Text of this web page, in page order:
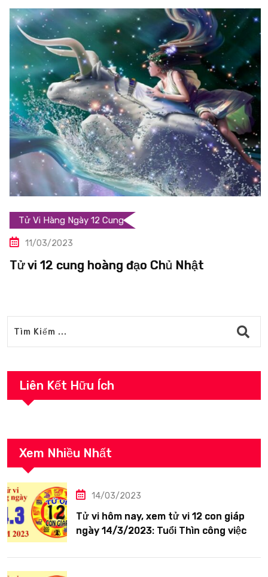
Tử Vi Hàng Ngày 12 Cung
11/03/2023
Tử vi 12 cung hoàng đạo Chủ Nhật
Liên Kết Hữu Ích
Xem Nhiều Nhất
14/03/2023
Tử vi hôm nay, xem tử vi 12 con giáp
ngày 14/3/2023: Tuổi Thìn công việc